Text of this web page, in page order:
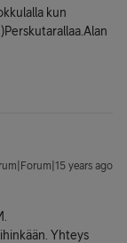
kun
years ago
Yhteys